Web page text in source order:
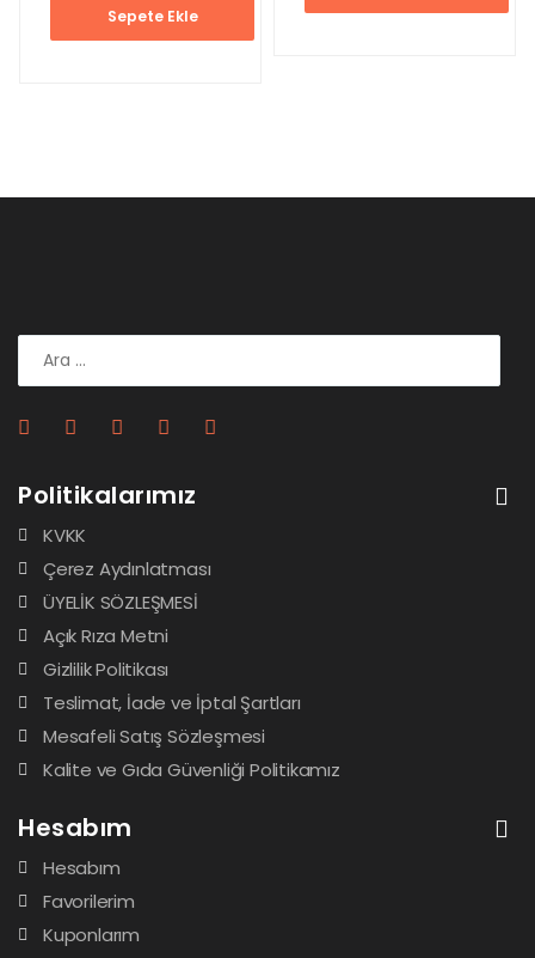
Sepete Ekle
Politikalarımız
KVKK
Çerez Aydınlatması
ÜYELİK SÖZLEŞMESİ
Açık Rıza Metni
Gizlilik Politikası
Teslimat, İade ve İptal Şartları
Mesafeli Satış Sözleşmesi
Kalite ve Gıda Güvenliği Politikamız
Hesabım
Hesabım
Favorilerim
Kuponlarım